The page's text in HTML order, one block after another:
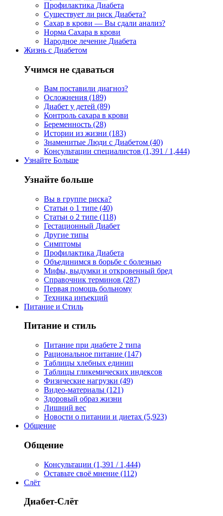
Профилактика Диабета
Существует ли риск Диабета?
Сахар в крови — Вы сдали анализ?
Норма Сахара в крови
Народное лечение Диабета
Жизнь с Диабетом
Учимся не сдаваться
Вам поставили диагноз?
Осложнения (189)
Диабет у детей (89)
Контроль сахара в крови
Беременность (28)
Истории из жизни (183)
Знаменитые Люди с Диабетом (40)
Консультации специалистов (1,391 / 1,444)
Узнайте Больше
Узнайте больше
Вы в группе риска?
Статьи о 1 типе (40)
Статьи о 2 типе (118)
Гестационный Диабет
Другие типы
Симптомы
Профилактика Диабета
Объединимся в борьбе с болезнью
Мифы, выдумки и откровенный бред
Справочник терминов (287)
Первая помощь больному
Техника инъекций
Питание и Стиль
Питание и стиль
Питание при диабете 2 типа
Рациональное питание (147)
Таблицы хлебных единиц
Таблицы гликемических индексов
Физические нагрузки (49)
Видео-материалы (121)
Здоровый образ жизни
Лишний вес
Новости о питании и диетах (5,923)
Общение
Общение
Консультации (1,391 / 1,444)
Оставьте своё мнение (112)
Слёт
Диабет-Слёт